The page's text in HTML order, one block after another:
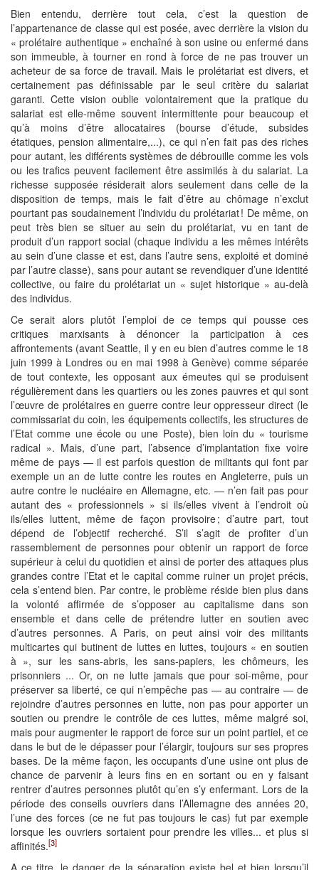
Bien entendu, derrière tout cela, c’est la question de
l’appartenance de classe qui est posée, avec derrière la vision du
« prolétaire authentique » enchaîné à son usine ou enfermé dans
son immeuble, à tourner en rond à force de ne pas trouver un
acheteur de sa force de travail. Mais le prolétariat est divers, et
certainement pas définissable par le seul critère du salariat
garanti. Cette vision oublie volontairement que la pratique du
salariat est elle-même souvent intermittente pour beaucoup et
qu’à moins d’être allocataires (bourse d’étude, subsides
étatiques, pension alimentaire,...), ce qui n’en fait pas des riches
pour autant, les différents systèmes de débrouille comme les vols
ou les trafics peuvent facilement être assimilés à du salariat. La
richesse supposée résiderait alors seulement dans celle de la
disposition de temps, mais le fait d’être au chômage n’exclut
pourtant pas soudainement l’individu du prolétariat ! De même, on
peut très bien se situer au sein du prolétariat, vu en tant de
produit d’un rapport social (chaque individu a les mêmes intérêts
au sein d’une classe et est, dans l’autre sens, exploité et dominé
par l’autre classe), sans pour autant se revendiquer d’une identité
collective, ou faire du prolétariat un « sujet historique » au-delà
des individus.
Ce serait alors plutôt l’emploi de ce temps qui pousse ces
critiques marxisants à dénoncer la participation à ces
affrontements (avant Seattle, il y en eu bien d’autres comme le 18
juin 1999 à Londres ou en mai 1998 à Genève) comme séparée
de tout contexte, les opposant aux émeutes qui se produisent
régulièrement dans les quartiers ou les zones pauvres et qui sont
l’œuvre de prolétaires en guerre contre leur oppresseur direct (le
commissariat du coin, les équipements collectifs, les structures de
l’Etat comme une école ou une Poste), bien loin du « tourisme
radical ». Mais, d’une part, l’absence d’implantation fixe voire
même de pays — il est parfois question de militants qui font par
exemple un an de lutte contre les routes en Angleterre, puis un
autre contre le nucléaire en Allemagne, etc. — n’en fait pas pour
autant des « professionnels » si ils/elles vivent à l’endroit où
ils/elles luttent, même de façon provisoire ; d’autre part, tout
dépend de l’objectif recherché. S’il s’agit de profiter d’un
rassemblement de personnes pour obtenir un rapport de force
supérieur à celui du quotidien et ainsi de porter des attaques plus
grandes contre l’Etat et le capital comme ruiner un projet précis,
cela s’entend bien. Par contre, le problème réside bien plus dans
la volonté affirmée de s’opposer au capitalisme dans son
ensemble et dans celle de prétendre lutter en soutien avec
d’autres personnes. A Paris, on peut ainsi voir des militants
multicartes qui butinent de luttes en luttes, toujours « en soutien
à », sur les sans-abris, les sans-papiers, les chômeurs, les
prisonniers ... Or, on ne lutte jamais que pour soi-même, pour
préserver sa liberté, ce qui n’empêche pas — au contraire — de
rejoindre d’autres personnes en lutte, non pas pour apporter un
soutien ou prendre le contrôle de ces luttes, même malgré soi,
mais pour augmenter le rapport de force sur un point partiel, et ce
dans le but de le dépasser pour l’élargir, toujours sur ses propres
bases. De la même façon, les occupants d’une usine ont plus de
chance de parvenir à leurs fins en en sortant ou en y faisant
rentrer d’autres personnes plutôt qu’en s’y enfermant. Lors de la
période des conseils ouvriers dans l’Allemagne des années 20,
l’une des forces (ce ne fut pas toujours le cas) fut par exemple
lorsque les ouvriers sortaient pour prendre les villes... et plus si
affinités.[3]
A ce titre, le danger de la séparation existe bel et bien lorsqu’il